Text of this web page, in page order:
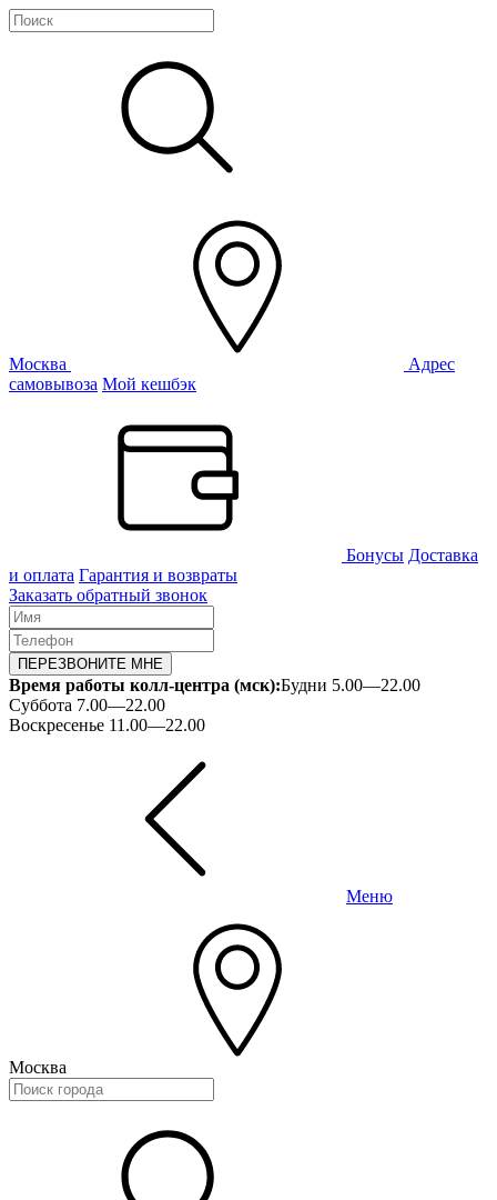
Москва
Адрес
самовывоза Мой кешбэк
Бонусы Доставка
и оплата Гарантия и возвраты
Заказать обратный звонок
ПЕРЕЗВОНИТЕ МНЕ
Время работы колл-центра (мск):Будни 5.00—22.00
Суббота 7.00—22.00
Воскресенье 11.00—22.00
Меню
Москва